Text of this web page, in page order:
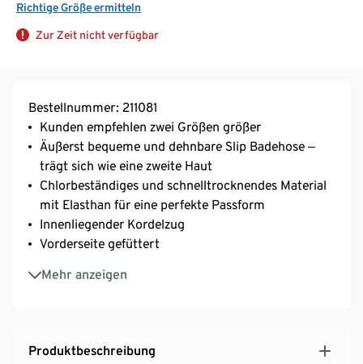
Richtige Größe ermitteln
Zur Zeit nicht verfügbar
Bestellnummer: 211081
Kunden empfehlen zwei Größen größer
Äußerst bequeme und dehnbare Slip Badehose ‒
trägt sich wie eine zweite Haut
Chlorbeständiges und schnelltrocknendes Material
mit Elasthan für eine perfekte Passform
Innenliegender Kordelzug
Vorderseite gefüttert
Mehr anzeigen
Tasche mit Reißverschluss
Seitenlänge ca. 9 cm
Umweltfreundlich dank recyceltem Polyester
Produktbeschreibung